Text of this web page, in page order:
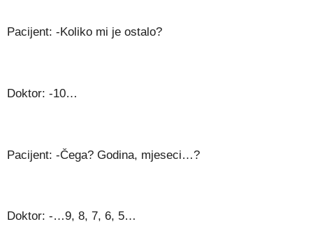
Pacijent: -Koliko mi je ostalo?
Doktor: -10…
Pacijent: -Čega? Godina, mjeseci…?
Doktor: -…9, 8, 7, 6, 5…